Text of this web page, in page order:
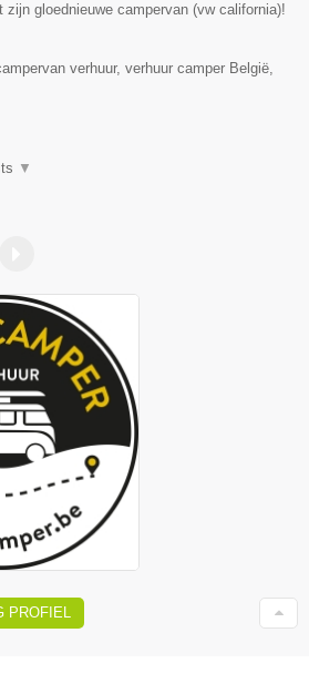
zijn gloednieuwe campervan (vw california)!
verhuur, verhuur camper België,
▼
PROFIEL